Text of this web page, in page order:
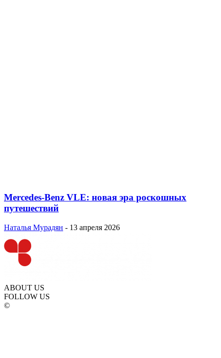
Mercedes-Benz VLE: новая эра роскошных
путешествий
Наталья Мурадян - 13 апреля 2026
ABOUT US
FOLLOW US
©